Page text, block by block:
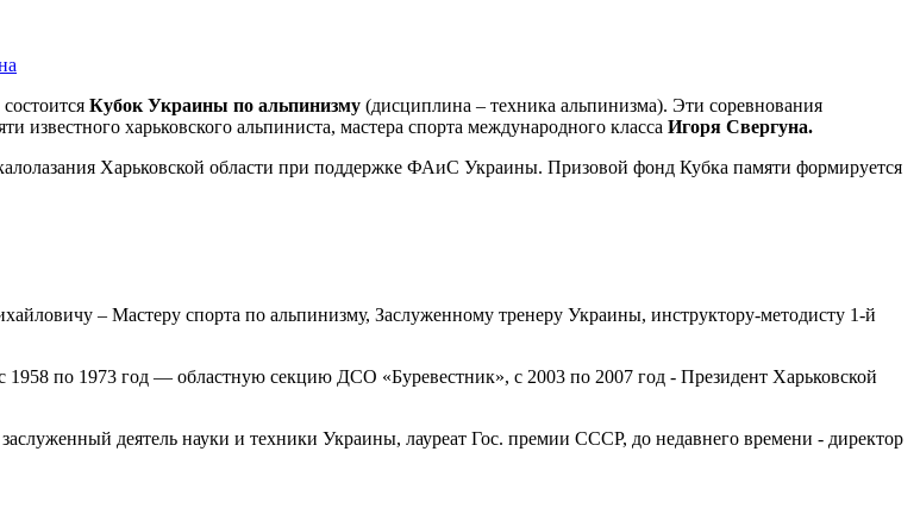
Кубок Украины по альпинизму (дисциплина – техника альпинизма). Эти соревнования
известного харьковского альпиниста, мастера спорта международного класса Игоря Свергуна.
Харьковской области при поддержке ФАиС Украины. Призовой фонд Кубка памяти формируется
– Мастеру спорта по альпинизму, Заслуженному тренеру Украины, инструктору-методисту 1-й
по 1973 год — областную секцию ДСО «Буревестник», с 2003 по 2007 год - Президент Харьковской
деятель науки и техники Украины, лауреат Гос. премии СССР, до недавнего времени - директор